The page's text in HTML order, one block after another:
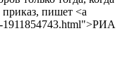
пишет <a
1911854743.html">РИА